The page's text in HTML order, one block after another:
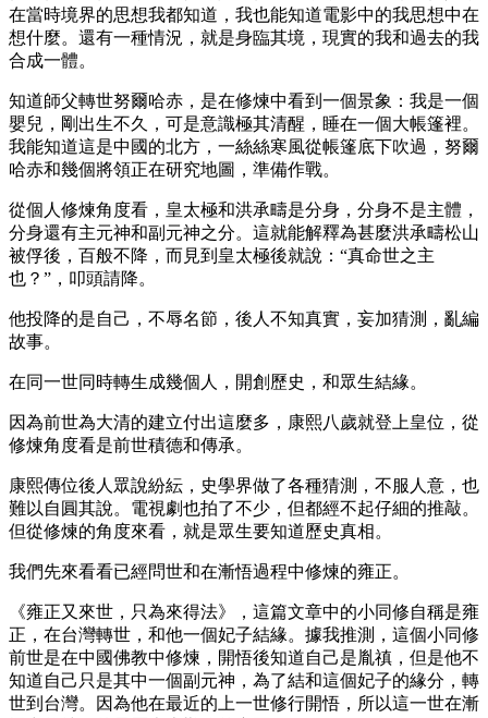
在當時境界的思想我都知道，我也能知道電影中的我思想中在
想什麼。還有一種情況，就是身臨其境，現實的我和過去的我
合成一體。
知道師父轉世努爾哈赤，是在修煉中看到一個景象：我是一個
嬰兒，剛出生不久，可是意識極其清醒，睡在一個大帳篷裡。
我能知道這是中國的北方，一絲絲寒風從帳篷底下吹過，努爾
哈赤和幾個將領正在研究地圖，準備作戰。
從個人修煉角度看，皇太極和洪承疇是分身，分身不是主體，
分身還有主元神和副元神之分。這就能解釋為甚麼洪承疇松山
被俘後，百般不降，而見到皇太極後就說：“真命世之主
也？”，叩頭請降。
他投降的是自己，不辱名節，後人不知真實，妄加猜測，亂編
故事。
在同一世同時轉生成幾個人，開創歷史，和眾生結緣。
因為前世為大清的建立付出這麼多，康熙八歲就登上皇位，從
修煉角度看是前世積德和傳承。
康熙傳位後人眾說紛紜，史學界做了各種猜測，不服人意，也
難以自圓其說。電視劇也拍了不少，但都經不起仔細的推敲。
但從修煉的角度來看，就是眾生要知道歷史真相。
我們先來看看已經問世和在漸悟過程中修煉的雍正。
《雍正又來世，只為來得法》，這篇文章中的小同修自稱是雍
正，在台灣轉世，和他一個妃子結緣。據我推測，這個小同修
前世是在中國佛教中修煉，開悟後知道自己是胤禛，但是他不
知道自己只是其中一個副元神，為了結和這個妃子的緣分，轉
世到台灣。因為他在最近的上一世修行開悟，所以這一世在漸